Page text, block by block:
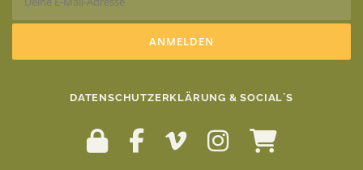
DATENSCHUTZERKLÄRUNG & SOCIAL`S